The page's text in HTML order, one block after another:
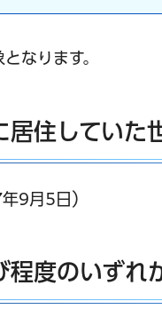
なります。
居住していた
9月5日）
程度のいずれ